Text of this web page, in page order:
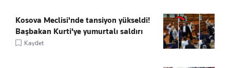
Kosova Meclisi'nde tansiyon yükseldi!
Başbakan Kurti'ye yumurtalı saldırı
Kaydet